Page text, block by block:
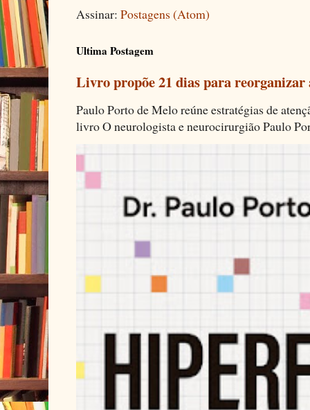
Assinar: Postagens (Atom)
Ultima Postagem
Livro propõe 21 dias para
Paulo Porto de Melo reúne estratégias de
livro O neurologista e neurocirurgião Paulo